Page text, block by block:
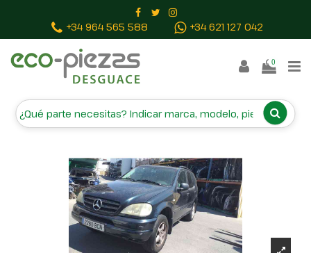
+34 964 565 588 +34 621 127 042
0
MERCEDES-BENZ CLASE M